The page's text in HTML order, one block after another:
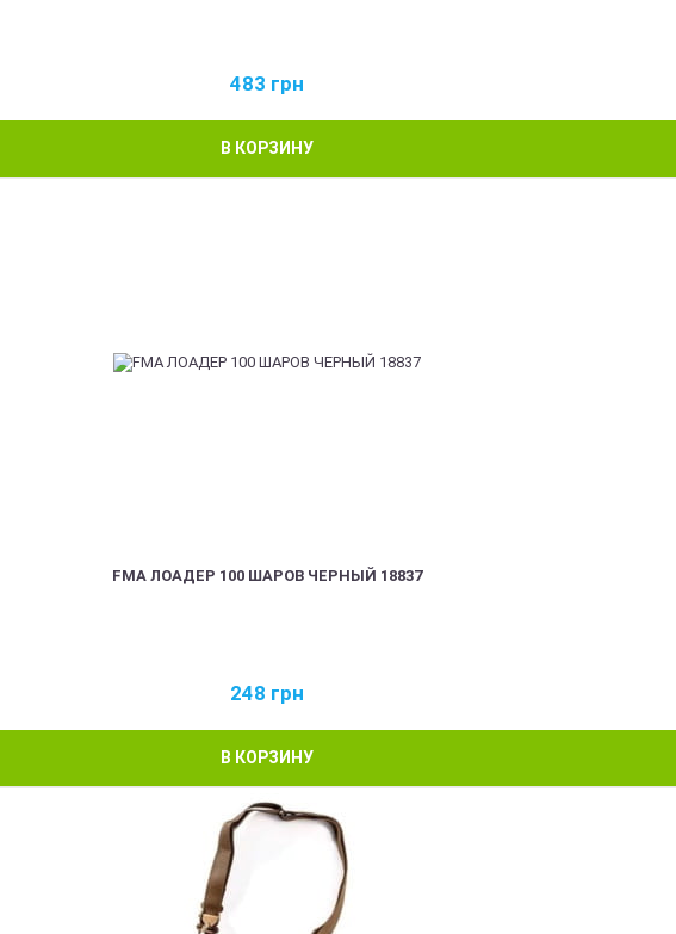
483 грн
В КОРЗИНУ
FMA ЛОАДЕР 100 ШАРОВ ЧЕРНЫЙ 18837
248 грн
В КОРЗИНУ